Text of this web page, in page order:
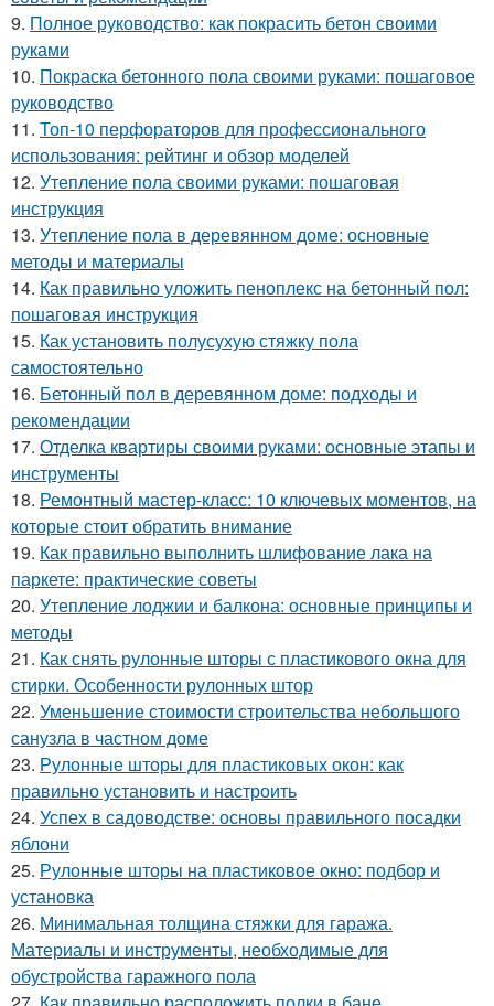
9. Полное руководство: как покрасить бетон своими
руками
10. Покраска бетонного пола своими руками: пошаговое
руководство
11. Топ-10 перфораторов для профессионального
использования: рейтинг и обзор моделей
12. Утепление пола своими руками: пошаговая
инструкция
13. Утепление пола в деревянном доме: основные
методы и материалы
14. Как правильно уложить пеноплекс на бетонный пол:
пошаговая инструкция
15. Как установить полусухую стяжку пола
самостоятельно
16. Бетонный пол в деревянном доме: подходы и
рекомендации
17. Отделка квартиры своими руками: основные этапы и
инструменты
18. Ремонтный мастер-класс: 10 ключевых моментов, на
которые стоит обратить внимание
19. Как правильно выполнить шлифование лака на
паркете: практические советы
20. Утепление лоджии и балкона: основные принципы и
методы
21. Как снять рулонные шторы с пластикового окна для
стирки. Особенности рулонных штор
22. Уменьшение стоимости строительства небольшого
санузла в частном доме
23. Рулонные шторы для пластиковых окон: как
правильно установить и настроить
24. Успех в садоводстве: основы правильного посадки
яблони
25. Рулонные шторы на пластиковое окно: подбор и
установка
26. Минимальная толщина стяжки для гаража.
Материалы и инструменты, необходимые для
обустройства гаражного пола